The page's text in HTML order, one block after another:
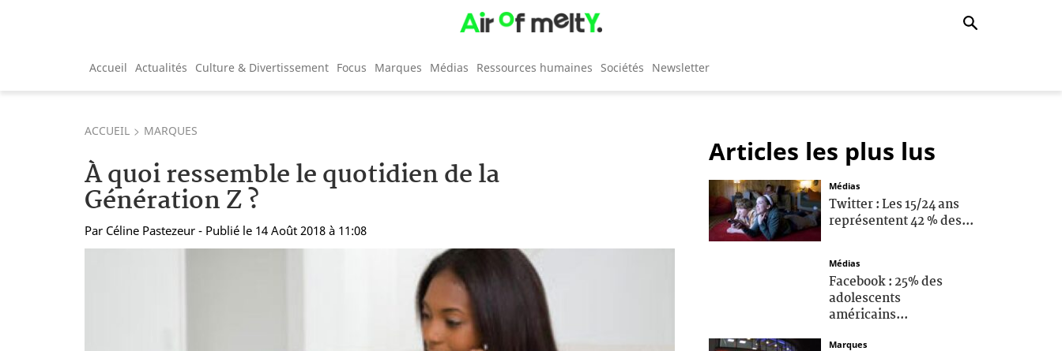
Accueil Actualités Culture & Divertissement Focus Marques Médias Ressources humaines Sociétés Newsletter
ACCUEIL MARQUES
À quoi ressemble le quotidien de la
Génération Z ?
Par Céline Pastezeur - Publié le 14 Août 2018 à 11:08
Articles les plus lus
Médias
Twitter : Les 15/24 ans
représentent 42 % des...
Médias
Facebook : 25% des
adolescents
américains...
Marques